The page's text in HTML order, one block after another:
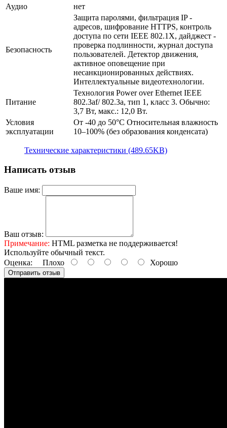
Аудио
нет
Безопасность
Защита паролями, фильтрация IP -
адресов, шифрование HTTPS, контроль
доступа по сети IEEE 802.1X, дайджест -
проверка подлинности, журнал доступа
пользователей. Детектор движения,
активное оповещение при
несанкционированных действиях.
Интеллектуальные видеотехнологии.
Питание
Технология Power over Ethernet IEEE
802.3af/ 802.3a, тип 1, класс 3. Обычно:
3,7 Вт, макс.: 12,0 Вт.
Условия
эксплуатации
От -40 до 50°C Относительная влажность
10–100% (без образования конденсата)
Технические характеристики (489.65KB)
Написать отзыв
Ваше имя:
Ваш отзыв:
Примечание: HTML разметка не поддерживается!
Используйте обычный текст.
Оценка: Плохо Хорошо
Отправить отзыв